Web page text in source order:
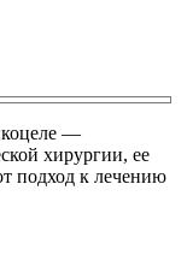
—
хирургии, ее
подход к лечению